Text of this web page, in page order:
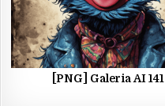
[PNG] Galeria AI 141